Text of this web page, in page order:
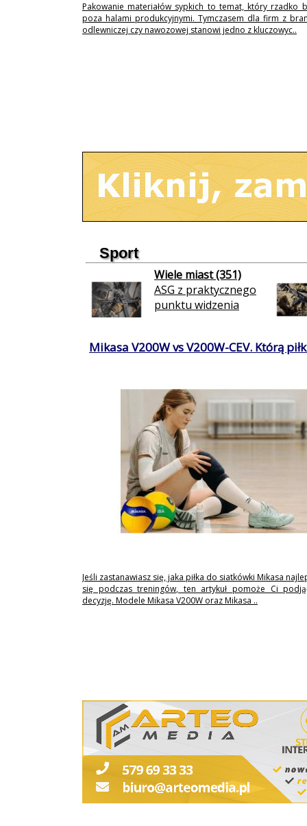
Pakowanie materiałów sypkich to temat, który rzadko
poza halami produkcyjnymi. Tymczasem dla firm z
odlewniczej czy nawozowej stanowi jedno z kluczowyc..
Sport
Wiele miast (351)
ASG z praktycznego
punktu widzenia
Mikasa V200W vs V200W-CEV. Którą
Jeśli zastanawiasz się, jaka piłka do siatkówki Mikasa
się podczas treningów, ten artykuł pomoże Ci
decyzję. Modele Mikasa V200W oraz Mikasa ..